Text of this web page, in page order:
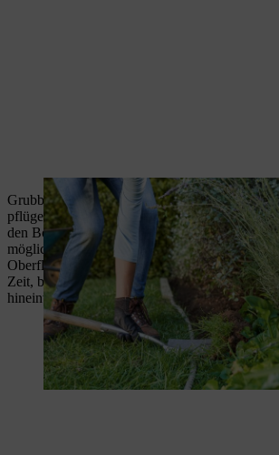
Grubbern Sie den Beetrand unter dem
pflügen Sie ihn mit einem so genannten
den Boden mit einer schmalen Harke auf.
möglicherweise im Boden befindliche
Oberfläche, die Sie absammeln können. So
Zeit, bevor die Rasengräser mit ihren
hineinwachsen.